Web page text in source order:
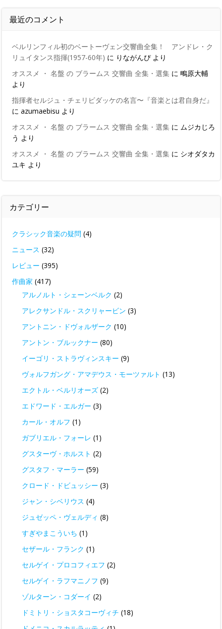
最近のコメント
ベルリンフィル初のベートーヴェン交響曲全集！ アンドレ・ク
リュイタンス指揮(1957-60年) に りながんぴより
オススメ ・ 名盤 の ブラームス 交響曲 全集・選集 に 鴫原大輔
より
指揮者セルジュ・チェリビダッケの名言〜『音楽とは君自身だ』
に azumaebisu より
オススメ ・ 名盤 の ブラームス 交響曲 全集・選集 に ムジカじろ
う より
オススメ ・ 名盤 の ブラームス 交響曲 全集・選集 に シオダタカ
ユキ より
カテゴリー
クラシック音楽の疑問 (4)
ニュース (32)
レビュー (395)
作曲家 (417)
アルノルト・シェーンベルク (2)
アレクサンドル・スクリャービン (3)
アントニン・ドヴォルザーク (10)
アントン・ブルックナー (80)
イーゴリ・ストラヴィンスキー (9)
ヴォルフガング・アマデウス・モーツァルト (13)
エクトル・ベルリオーズ (2)
エドワード・エルガー (3)
カール・オルフ (1)
ガブリエル・フォーレ (1)
グスターヴ・ホルスト (2)
グスタフ・マーラー (59)
クロード・ドビュッシー (3)
ジャン・シベリウス (4)
ジュゼッペ・ヴェルディ (8)
すぎやまこういち (1)
セザール・フランク (1)
セルゲイ・プロコフィエフ (2)
セルゲイ・ラフマニノフ (9)
ゾルターン・コダーイ (2)
ドミトリ・ショスタコーヴィチ (18)